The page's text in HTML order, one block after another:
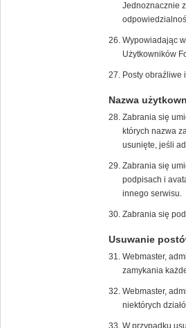
Jednoznacznie
Wypowiadając
Użytkowników
Posty obraźliwe
Nazwa
Zabrania się
których nazwa
usunięte, jeśli
Zabrania się
podpisach i
innego serwisu.
Zabrania się
Usuwanie
Webmaster,
zamykania
Webmaster,
niektórych